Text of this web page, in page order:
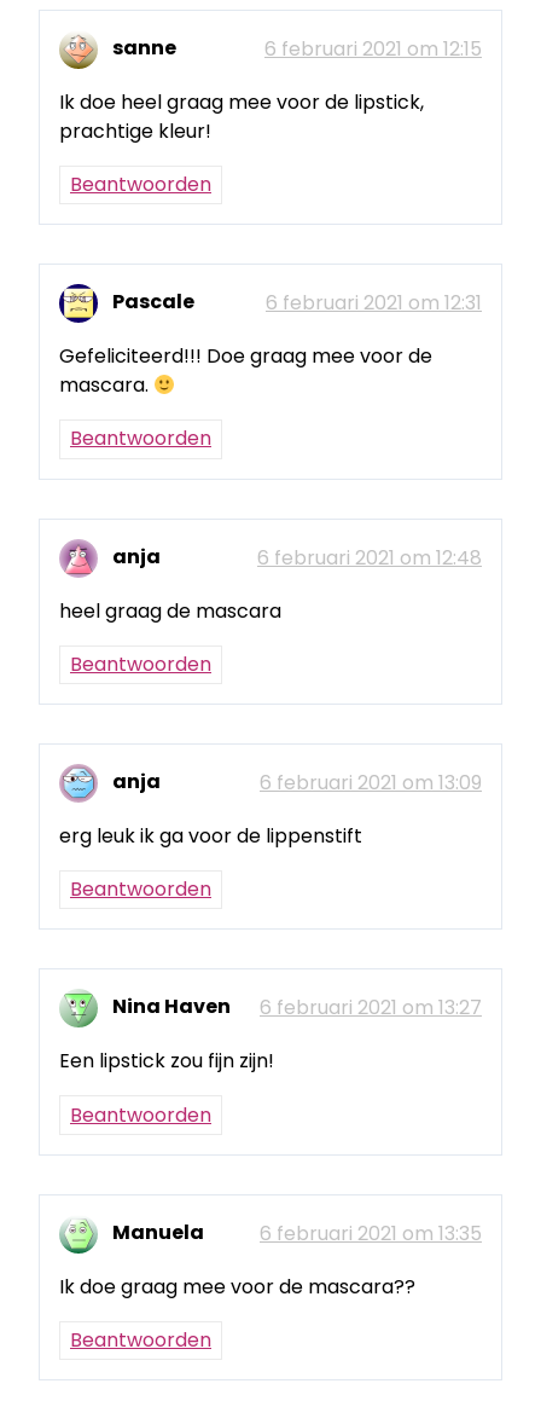
sanne
6 februari 2021 om 12:15
Ik doe heel graag mee voor de lipstick,
prachtige kleur!
Beantwoorden
Pascale
6 februari 2021 om 12:31
Gefeliciteerd!!! Doe graag mee voor de
mascara.
Beantwoorden
anja
6 februari 2021 om 12:48
heel graag de mascara
Beantwoorden
anja
6 februari 2021 om 13:09
erg leuk ik ga voor de lippenstift
Beantwoorden
Nina Haven
6 februari 2021 om 13:27
Een lipstick zou fijn zijn!
Beantwoorden
Manuela
6 februari 2021 om 13:35
Ik doe graag mee voor de mascara??
Beantwoorden